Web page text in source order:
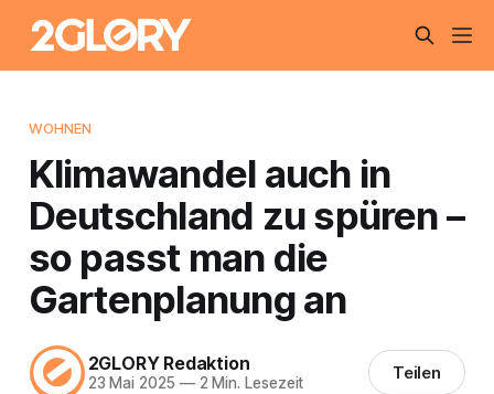
WOHNEN
Klimawandel auch in
Deutschland zu spüren –
so passt man die
Gartenplanung an
2GLORY Redaktion
23 Mai 2025 —2 Min. Lesezeit Teilen